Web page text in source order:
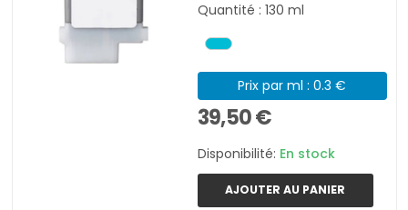
Quantité : 130 ml
Prix par ml : 0.3 €
39,50 €
Disponibilité: En stock
AJOUTER AU PANIER